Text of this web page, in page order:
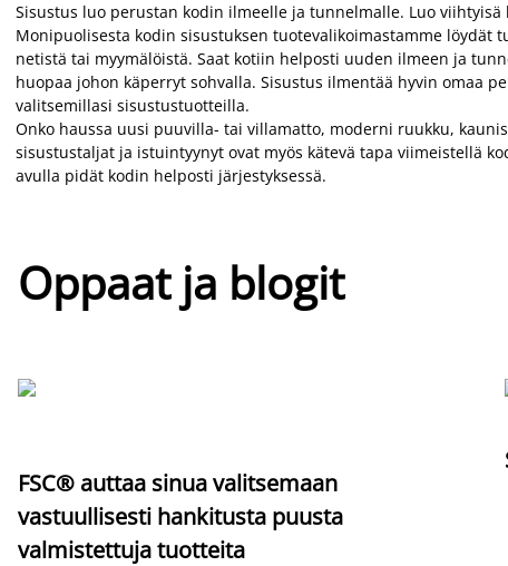
Sisustus luo perustan kodin ilmeelle ja tunnelmalle. Luo
Monipuolisesta kodin sisustuksen tuotevalikoimastamme löydät
netistä tai myymälöistä. Saat kotiin helposti uuden ilmeen ja
huopaa johon käperryt sohvalla. Sisustus ilmentää hyvin omaa
valitsemillasi sisustustuotteilla.
Onko haussa uusi puuvilla- tai villamatto, moderni ruukku,
sisustustaljat ja istuintyynyt ovat myös kätevä tapa viimeistellä
avulla pidät kodin helposti järjestyksessä.
Oppaat ja blogit
FSC® auttaa sinua valitsemaan
vastuullisesti hankitusta puusta
valmistettuja tuotteita